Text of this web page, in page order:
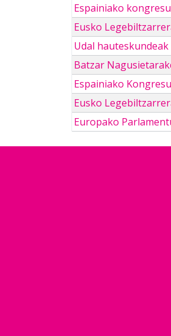
Espainiako
Eusko
Udal hauteskundeak
Batzar
Espainiako
Eusko
Europako